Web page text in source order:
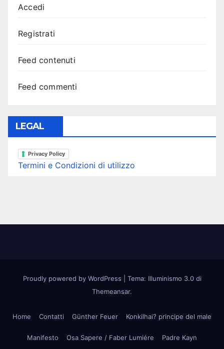
Accedi
Registrati
Feed contenuti
Feed commenti
LEGAL
Privacy Policy
Termini e Condizioni di utilizzo
Proudly powered by WordPress
Tema: Illuminismo 3.0 di
Themeansar.
Home Contatti Günther Feuer Konkilhai? principe del male
Manifesto Osa Sapere / Faber Lumiére Padre Kayn